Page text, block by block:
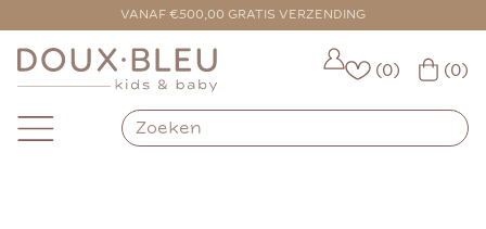
VANAF €500,00 GRATIS VERZENDING
VOOR 16:00 BESTELD = VANDAAG VERZONDEN
(0) (0)